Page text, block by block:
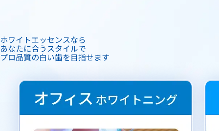
ホワイトエッセンスなら
あなたに合うスタイルで
プロ品質の白い歯を目指せます